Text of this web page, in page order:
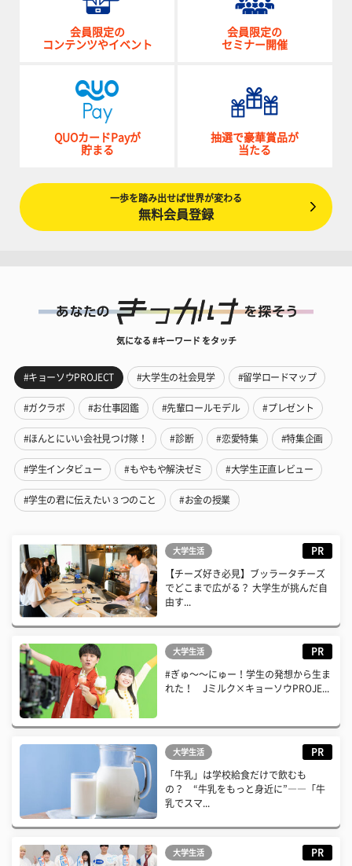
会員限定の
コンテンツやイベント
会員限定の
セミナー開催
QUOカードPayが
貯まる
抽選で豪華賞品が
当たる
一歩を踏み出せば世界が変わる
無料会員登録
気になる #キーワード をタッチ
#キョーソウPROJECT #大学生の社会見学 #留学ロードマップ
#ガクラボ #お仕事図鑑 #先輩ロールモデル #プレゼント
#ほんとにいい会社見つけ隊！ #診断 #恋愛特集 #特集企画
#学生インタビュー #もやもや解決ゼミ #大学生正直レビュー
#学生の君に伝えたい３つのこと #お金の授業
大学生活 PR
【チーズ好き必見】ブッラータチーズ
でどこまで広がる？ 大学生が挑んだ自
由す...
大学生活 PR
#ぎゅ〜〜にゅー！学生の発想から生ま
れた！ Jミルク×キョーソウPROJE...
大学生活 PR
「牛乳」は学校給食だけで飲むも
の？ “牛乳をもっと身近に”――「牛
乳でスマ...
大学生活 PR